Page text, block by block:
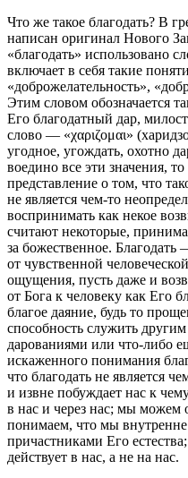
Что же такое благодать? В
написан оригинал Нового
«благодать» использовано
включает в себя такие
«доброжелательность»,
Этим словом обозначается
Его благодатный дар,
слово — «χαριζομαι»
угодное, угождать, охотно
воедино все эти значения,
представление о том, что
не является чем-то
воспринимать как некое
считают некоторые,
за божественное. Благодать
от чувственной
ощущения, пусть даже и
от Бога к человеку как Его
благое даяние, будь то
способность служить
дарованиями или что-либо
искаженного понимания
что благодать не является
и извне побуждает нас к
в нас и через нас; мы можем
понимаем, что мы
причастниками Его
действует в нас, а не на нас.